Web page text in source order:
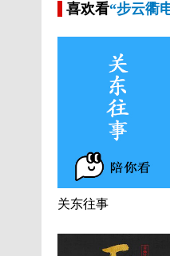
喜欢看“步云衢
关东往事